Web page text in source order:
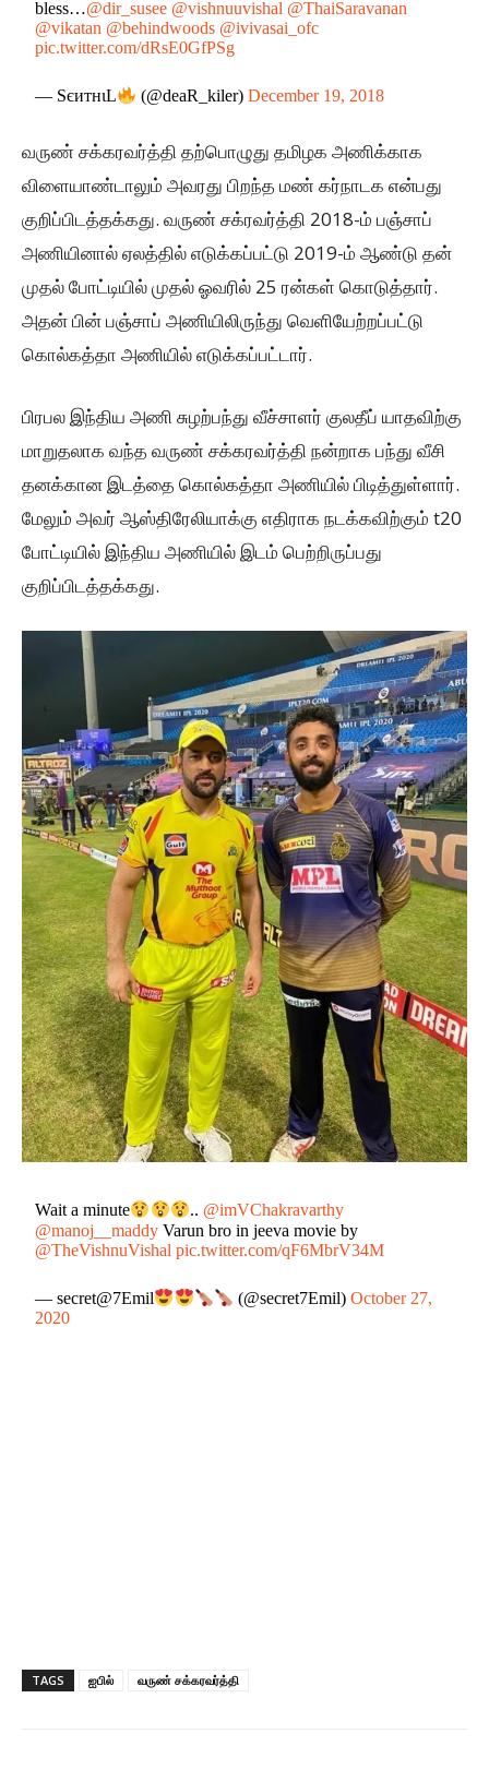
bless…@dir_susee @vishnuuvishal @ThaiSaravanan
@vikatan @behindwoods @ivivasai_ofc
pic.twitter.com/dRsE0GfPSg
— SєитнιL (@deaR_kiler)December 19, 2018
வருண் சக்கரவர்த்தி தற்பொழுது தமிழக அணிக்காக
விளையாண்டாலும் அவரது பிறந்த மண் கர்நாடக என்பது
குறிப்பிடத்தக்கது. வருண் சக்ரவர்த்தி 2018-ம் பஞ்சாப்
அணியினால் ஏலத்தில் எடுக்கப்பட்டு 2019-ம் ஆண்டு தன்
முதல் போட்டியில் முதல் ஓவரில் 25 ரன்கள் கொடுத்தார்.
அதன் பின் பஞ்சாப் அணியிலிருந்து வெளியேற்றப்பட்டு
கொல்கத்தா அணியில் எடுக்கப்பட்டார்.
பிரபல இந்திய அணி சுழற்பந்து வீச்சாளர் குலதீப் யாதவிற்கு
மாறுதலாக வந்த வருண் சக்கரவர்த்தி நன்றாக பந்து வீசி
தனக்கான இடத்தை கொல்கத்தா அணியில் பிடித்துள்ளார்.
மேலும் அவர் ஆஸ்திரேலியாக்கு எதிராக நடக்கவிற்கும் t20
போட்டியில் இந்திய அணியில் இடம் பெற்றிருப்பது
குறிப்பிடத்தக்கது.
Wait a minute .. @imVChakravarthy
@manoj__maddy Varun bro in jeeva movie by
@TheVishnuVishal pic.twitter.com/qF6MbrV34M
— secret@7Emil (@secret7Emil)October 27,
2020
TAGS ஐபில் வருண் சக்கரவர்த்தி